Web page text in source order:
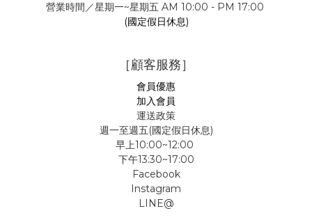
營業時間／星期一~星期五 AM 10:00 - PM 17:00
(國定假日休息)
［顧客服務］
會員優惠
加入會員
運送政策
週一至週五(國定假日休息)
早上10:00~12:00
下午13:30~17:00
Facebook
Instagram
LINE@